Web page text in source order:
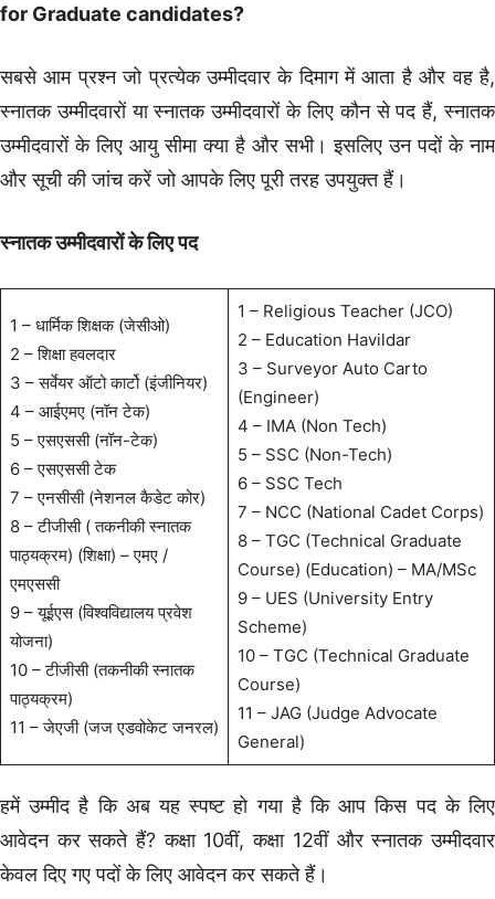
for Graduate candidates?
सबसे आम प्रश्न जो प्रत्येक उम्मीदवार के दिमाग में आता है और वह है,
स्नातक उम्मीदवारों या स्नातक उम्मीदवारों के लिए कौन से पद हैं, स्नातक
उम्मीदवारों के लिए आयु सीमा क्या है और सभी। इसलिए उन पदों के नाम
और सूची की जांच करें जो आपके लिए पूरी तरह उपयुक्त हैं।
स्नातक उम्मीदवारों के लिए पद
1 – धार्मिक शिक्षक (जेसीओ)
2 – शिक्षा हवलदार
3 – सर्वेयर ऑटो कार्टो (इंजीनियर)
4 – आईएमए (नॉन टेक)
5 – एसएससी (नॉन-टेक)
6 – एसएससी टेक
7 – एनसीसी (नेशनल कैडेट कोर)
8 – टीजीसी ( तकनीकी स्नातक
पाठ्यक्रम) (शिक्षा) – एमए /
एमएससी
9 – यूईएस (विश्वविद्यालय प्रवेश
योजना)
10 – टीजीसी (तकनीकी स्नातक
पाठ्यक्रम)
11 – जेएजी (जज एडवोकेट जनरल)
1 – Religious Teacher (JCO)
2 – Education Havildar
3 – Surveyor Auto Carto
(Engineer)
4 – IMA (Non Tech)
5 – SSC (Non-Tech)
6 – SSC Tech
7 – NCC (National Cadet Corps)
8 – TGC (Technical Graduate
Course) (Education) – MA/MSc
9 – UES (University Entry
Scheme)
10 – TGC (Technical Graduate
Course)
11 – JAG (Judge Advocate
General)
हमें उम्मीद है कि अब यह स्पष्ट हो गया है कि आप किस पद के लिए
आवेदन कर सकते हैं? कक्षा 10वीं, कक्षा 12वीं और स्नातक उम्मीदवार
केवल दिए गए पदों के लिए आवेदन कर सकते हैं।